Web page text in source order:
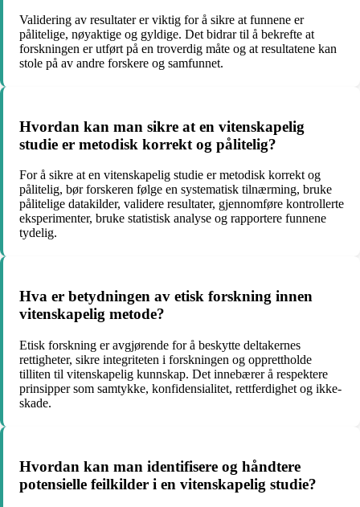
Validering av resultater er viktig for å sikre at funnene er
pålitelige, nøyaktige og gyldige. Det bidrar til å bekrefte at
forskningen er utført på en troverdig måte og at resultatene kan
stole på av andre forskere og samfunnet.
Hvordan kan man sikre at en vitenskapelig
studie er metodisk korrekt og pålitelig?
For å sikre at en vitenskapelig studie er metodisk korrekt og
pålitelig, bør forskeren følge en systematisk tilnærming, bruke
pålitelige datakilder, validere resultater, gjennomføre kontrollerte
eksperimenter, bruke statistisk analyse og rapportere funnene
tydelig.
Hva er betydningen av etisk forskning innen
vitenskapelig metode?
Etisk forskning er avgjørende for å beskytte deltakernes
rettigheter, sikre integriteten i forskningen og opprettholde
tilliten til vitenskapelig kunnskap. Det innebærer å respektere
prinsipper som samtykke, konfidensialitet, rettferdighet og ikke-
skade.
Hvordan kan man identifisere og håndtere
potensielle feilkilder i en vitenskapelig studie?